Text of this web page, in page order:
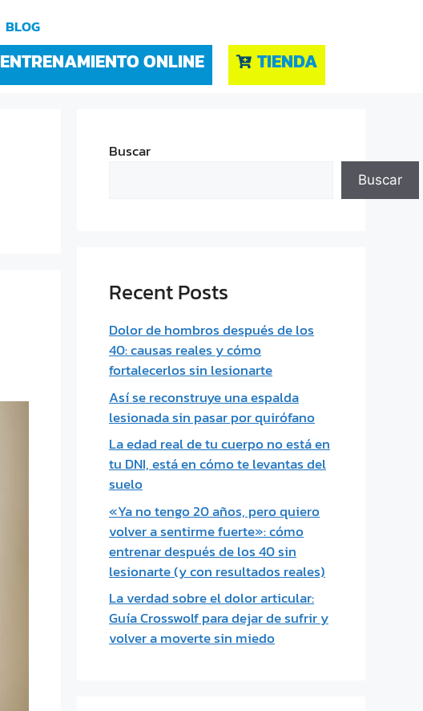
BLOG
TIENDA
ENTRENAMIENTO ONLINE
Buscar
Buscar
Recent Posts
Dolor de hombros después de los
40: causas reales y cómo
fortalecerlos sin lesionarte
Así se reconstruye una espalda
lesionada sin pasar por quirófano
La edad real de tu cuerpo no está en
tu DNI, está en cómo te levantas del
suelo
«Ya no tengo 20 años, pero quiero
volver a sentirme fuerte»: cómo
entrenar después de los 40 sin
lesionarte (y con resultados reales)
La verdad sobre el dolor articular:
Guía Crosswolf para dejar de sufrir y
volver a moverte sin miedo